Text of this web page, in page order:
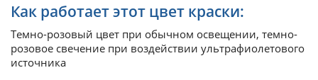
Как работает этот цвет краски:
Темно-розовый цвет при обычном освещении, темно-
розовое свечение при воздействии ультрафиолетового
источника